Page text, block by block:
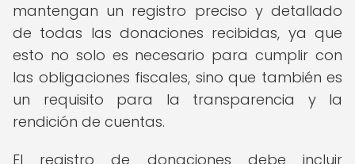
mantengan un registro preciso y detallado
de todas las donaciones recibidas, ya que
esto no solo es necesario para cumplir con
las obligaciones fiscales, sino que también es
un requisito para la transparencia y la
rendición de cuentas.
El registro de donaciones debe incluir